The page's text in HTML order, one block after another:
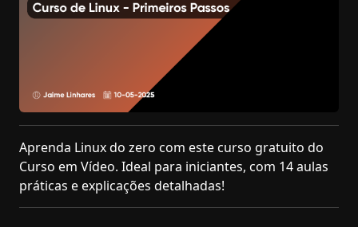
Aprenda Linux do zero com este curso gratuito do
Curso em Vídeo. Ideal para iniciantes, com 14 aulas
práticas e explicações detalhadas!